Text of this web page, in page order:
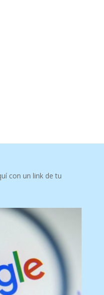
con un link de tu